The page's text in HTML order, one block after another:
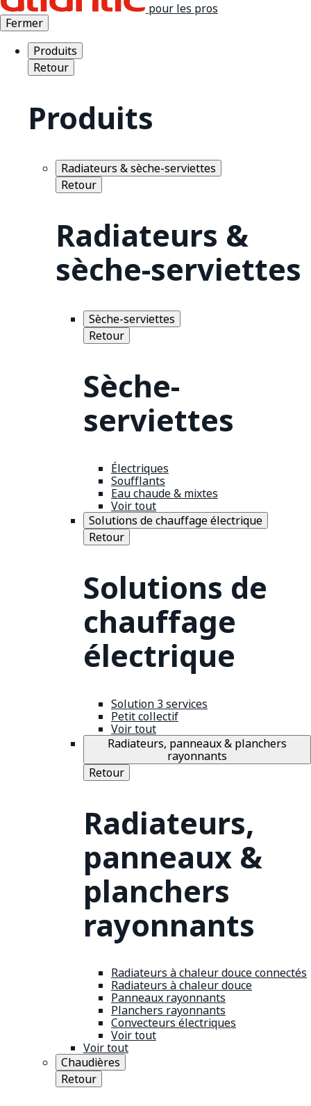
pour les pros
Fermer
Produits
Retour
Produits
Radiateurs & sèche-serviettes
Retour
Radiateurs &
sèche-serviettes
Sèche-serviettes
Retour
Sèche-
serviettes
Électriques
Soufflants
Eau chaude & mixtes
Voir tout
Solutions de chauffage électrique
Retour
Solutions de
chauffage
électrique
Solution 3 services
Petit collectif
Voir tout
Radiateurs, panneaux & planchers
rayonnants
Retour
Radiateurs,
panneaux &
planchers
rayonnants
Radiateurs à chaleur douce connectés
Radiateurs à chaleur douce
Panneaux rayonnants
Planchers rayonnants
Convecteurs électriques
Voir tout
Voir tout
Chaudières
Retour